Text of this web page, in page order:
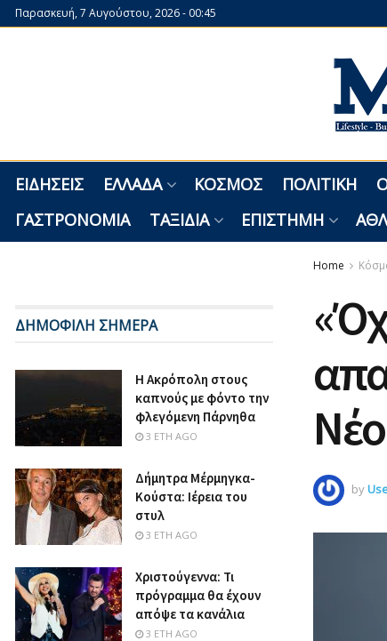
Παρασκευή, 7 Αυγούστου, 2026 - 00:45
ΕΙΔΉΣΕΙΣ ΕΛΛΆΔΑ ΚΌΣΜΟΣ ΠΟΛΙΤΙΚΉ
ΓΑΣΤΡΟΝΟΜΊΑ
ΤΑΞΊΔΙΑ ΕΠΙΣΤΉΜΗ
Home
by
ΔΗΜΟΦΙΛΗ ΣΗΜΕΡΑ
Η Ακρόπολη στους
καπνούς με φόντο την
φλεγόμενη Πάρνηθα
3 ΈΤΗ AGO
Δήμητρα Μέρμηγκα-
Κούστα: Ιέρεια του
στυλ
3 ΈΤΗ AGO
Χριστούγεννα: Τι
πρόγραμμα θα έχουν
απόψε τα κανάλια
3 ΈΤΗ AGO